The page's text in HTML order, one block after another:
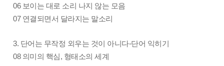
06 보이는 대로 소리 나지 않는 모음
07 연결되면서 달라지는 말소리
3. 단어는 무작정 외우는 것이 아니다-단어 익히기
08 의미의 핵심, 형태소의 세계